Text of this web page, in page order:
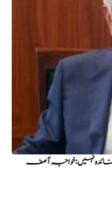
فائدہ نہیں: خواجہ آصف